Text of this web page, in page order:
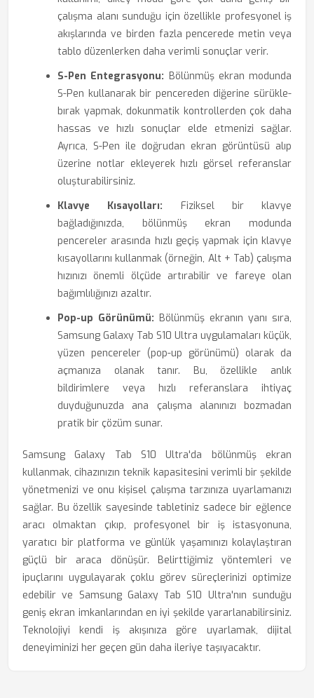
çalışma alanı sunduğu için özellikle profesyonel iş
akışlarında ve birden fazla pencerede metin veya
tablo düzenlerken daha verimli sonuçlar verir.
S-Pen Entegrasyonu: Bölünmüş ekran modunda
S-Pen kullanarak bir pencereden diğerine sürükle-
bırak yapmak, dokunmatik kontrollerden çok daha
hassas ve hızlı sonuçlar elde etmenizi sağlar.
Ayrıca, S-Pen ile doğrudan ekran görüntüsü alıp
üzerine notlar ekleyerek hızlı görsel referanslar
oluşturabilirsiniz.
Klavye Kısayolları: Fiziksel bir klavye
bağladığınızda, bölünmüş ekran modunda
pencereler arasında hızlı geçiş yapmak için klavye
kısayollarını kullanmak (örneğin, Alt + Tab) çalışma
hızınızı önemli ölçüde artırabilir ve fareye olan
bağımlılığınızı azaltır.
Pop-up Görünümü: Bölünmüş ekranın yanı sıra,
Samsung Galaxy Tab S10 Ultra uygulamaları küçük,
yüzen pencereler (pop-up görünümü) olarak da
açmanıza olanak tanır. Bu, özellikle anlık
bildirimlere veya hızlı referanslara ihtiyaç
duyduğunuzda ana çalışma alanınızı bozmadan
pratik bir çözüm sunar.
Samsung Galaxy Tab S10 Ultra'da bölünmüş ekran
kullanmak, cihazınızın teknik kapasitesini verimli bir şekilde
yönetmenizi ve onu kişisel çalışma tarzınıza uyarlamanızı
sağlar. Bu özellik sayesinde tabletiniz sadece bir eğlence
aracı olmaktan çıkıp, profesyonel bir iş istasyonuna,
yaratıcı bir platforma ve günlük yaşamınızı kolaylaştıran
güçlü bir araca dönüşür. Belirttiğimiz yöntemleri ve
ipuçlarını uygulayarak çoklu görev süreçlerinizi optimize
edebilir ve Samsung Galaxy Tab S10 Ultra'nın sunduğu
geniş ekran imkanlarından en iyi şekilde yararlanabilirsiniz.
Teknolojiyi kendi iş akışınıza göre uyarlamak, dijital
deneyiminizi her geçen gün daha ileriye taşıyacaktır.